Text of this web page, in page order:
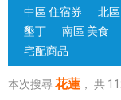
中區 住宿券
北
墾丁
南區 美食
宅配商品
本次搜尋 花蓮 ， 共